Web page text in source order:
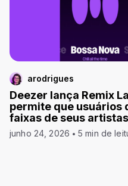
arodrigues
Deezer lança Remix
permite que usuários
faixas de seus
junho 24, 2026 5 min de